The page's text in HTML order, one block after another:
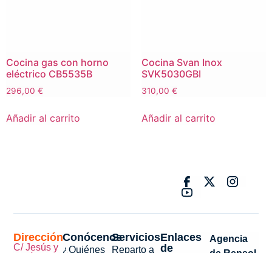
Cocina gas con horno
eléctrico CB5535B
296,00 €
Añadir al carrito
Cocina Svan Inox
SVK5030GBI
310,00 €
Añadir al carrito
Dirección
C/ Jesús y
Conócenos
¿Quiénes
Servicios
Reparto a
Enlaces
de
Agencia